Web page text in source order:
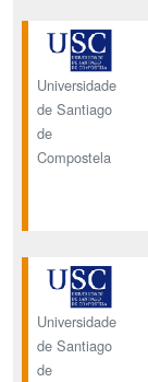
Universidade
de Santiago
de
Compostela
Universidade
de Santiago
de